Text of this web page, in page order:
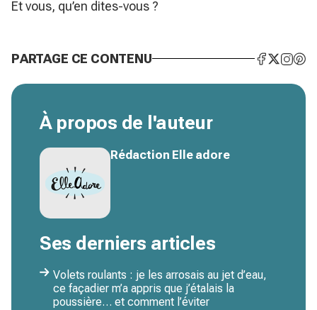
Et vous, qu’en dites-vous ?
PARTAGE CE CONTENU
À propos de l'auteur
Rédaction Elle adore
Ses derniers articles
Volets roulants : je les arrosais au jet d’eau,
ce façadier m’a appris que j’étalais la
poussière… et comment l’éviter